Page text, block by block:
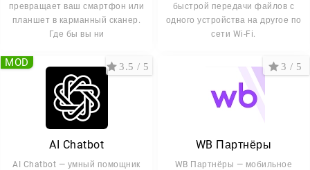
превращает ваш смартфон или
планшет в карманный сканер.
Где бы вы ни
быстрой передачи файлов с
одного устройства на другое по
сети Wi-Fi.
AI Chatbot
AI Chatbot — умный помощник
3.5 / 5
MOD
WB Партнёры
WB Партнёры — мобильное
3 / 5